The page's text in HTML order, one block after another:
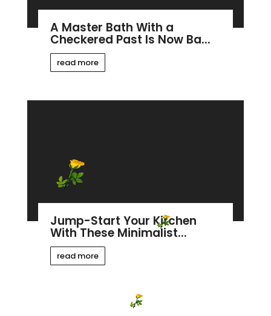
A Master Bath With a
Checkered Past Is Now Ba...
read more
Jump-Start Your Kitchen
With These Minimalist...
read more